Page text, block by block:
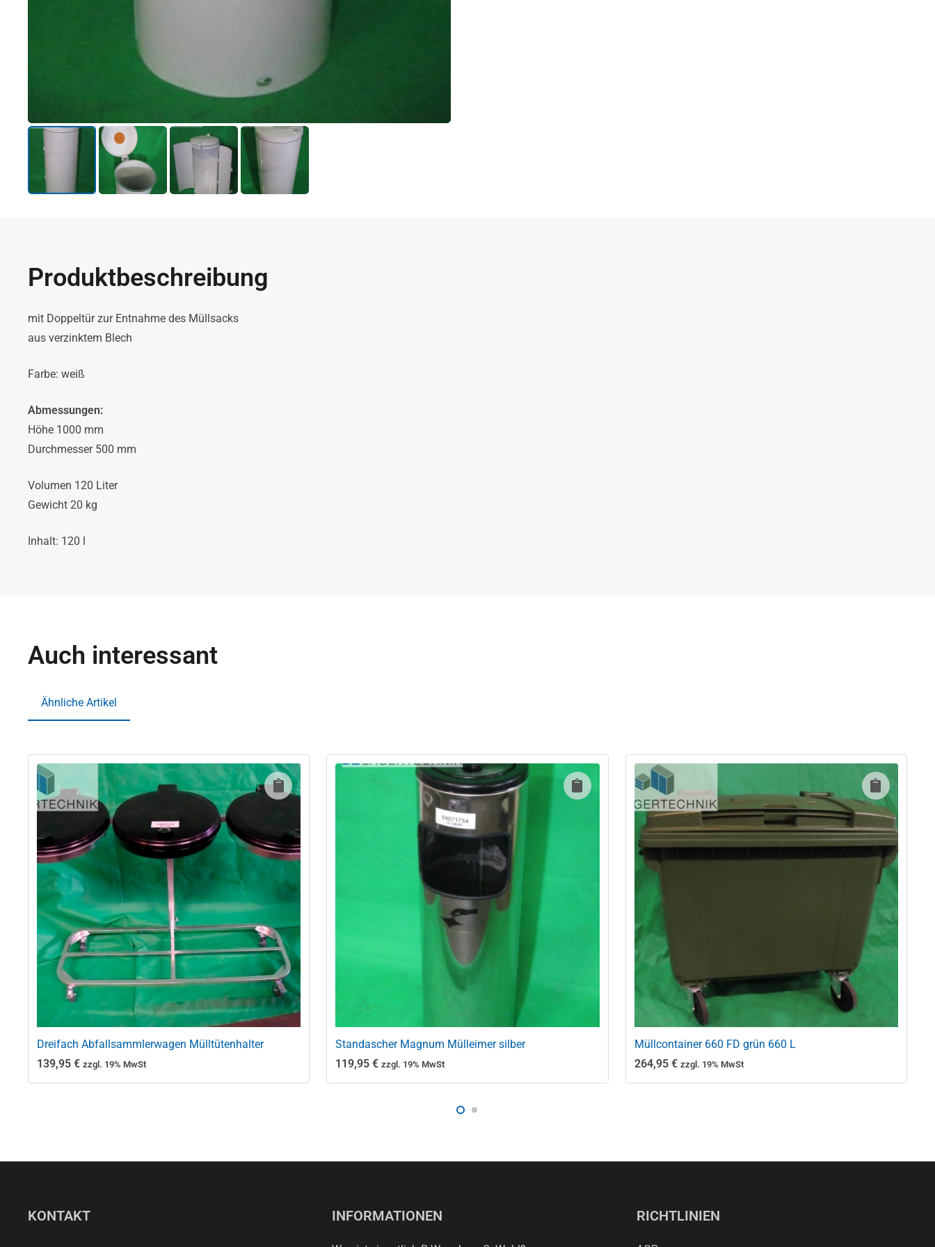
Produktbeschreibung
mit Doppeltür zur Entnahme des Müllsacks
aus verzinktem Blech
Farbe: weiß
Abmessungen:
Höhe 1000 mm
Durchmesser 500 mm
Volumen 120 Liter
Gewicht 20 kg
Inhalt: 120 l
Auch interessant
Ähnliche Artikel
Dreifach Abfallsammlerwagen Mülltütenhalter
139,95 € zzgl. 19% MwSt
Standascher Magnum Mülleimer silber
119,95€ zzgl. 19% MwSt
Müllcontainer 660 FD grün 660 L
264,95 € zzgl. 19% MwSt
KONTAKT INFORMATIONEN RICHTLINIEN